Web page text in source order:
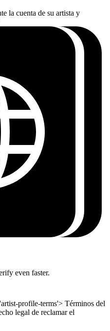
la cuenta de su artista y
even faster.
profile-terms'> Términos del
legal de reclamar el